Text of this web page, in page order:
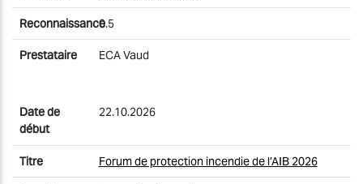
0.5
ECA Vaud
22.10.2026
Forum de protection incendie de l’AIB 2026